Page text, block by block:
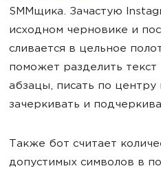
SMMщика. Зачастую
исходном черновике и
сливается в цельное
поможет разделить
абзацы, писать по центру
зачеркивать и
Также бот считает
допустимых символов в